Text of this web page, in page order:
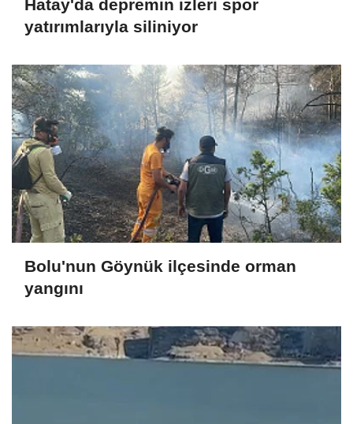
Hatay'da depremin izleri spor
yatırımlarıyla siliniyor
Bolu'nun Göynük ilçesinde orman
yangını